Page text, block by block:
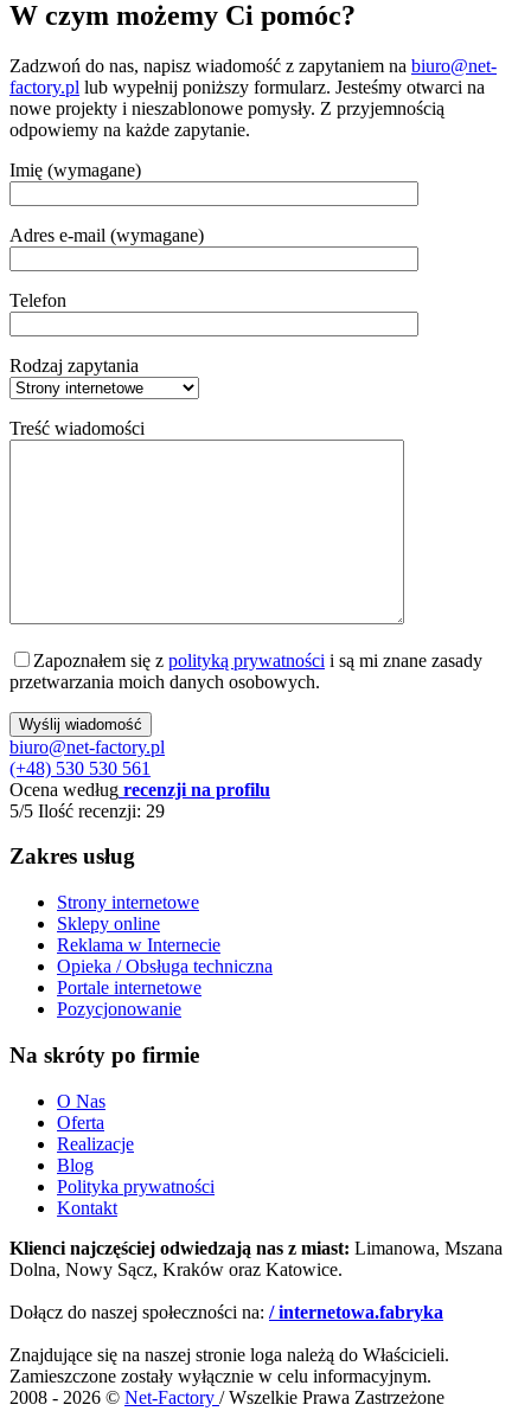
W czym możemy Ci pomóc?
Zadzwoń do nas, napisz wiadomość z zapytaniem na biuro@net-
factory.pl lub wypełnij poniższy formularz. Jesteśmy otwarci na
nowe projekty i nieszablonowe pomysły. Z przyjemnością
odpowiemy na każde zapytanie.
Imię (wymagane)
Adres e-mail (wymagane)
Telefon
Rodzaj zapytania
Treść wiadomości
Zapoznałem się z polityką prywatności i są mi znane zasady
przetwarzania moich danych osobowych.
biuro@net-factory.pl
(+48) 530 530 561
Ocena według recenzji na profilu
5/5 Ilość recenzji: 29
Zakres usług
Strony internetowe
Sklepy online
Reklama w Internecie
Opieka / Obsługa techniczna
Portale internetowe
Pozycjonowanie
Na skróty po firmie
O Nas
Oferta
Realizacje
Blog
Polityka prywatności
Kontakt
Klienci najczęściej odwiedzają nas z miast: Limanowa, Mszana
Dolna, Nowy Sącz, Kraków oraz Katowice.
Dołącz do naszej społeczności na: / internetowa.fabryka
Znajdujące się na naszej stronie loga należą do Właścicieli.
Zamieszczone zostały wyłącznie w celu informacyjnym.
2008 - 2026 © Net-Factory / Wszelkie Prawa Zastrzeżone